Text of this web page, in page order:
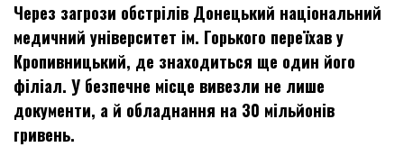
Через загрози обстрілів Донецький національний
медичний університет ім. Горького переїхав у
Кропивницький, де знаходиться ще один його
філіал. У безпечне місце вивезли не лише
документи, а й обладнання на 30 мільйонів
гривень.